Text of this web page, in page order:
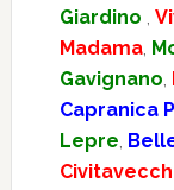
Giardino ,
Madama,
Gavignano,
Capranica
Lepre,